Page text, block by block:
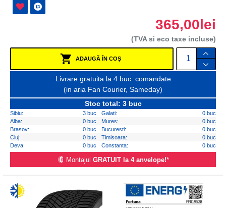
365,00lei
(TVA si eco taxe incluse)
ADAUGĂ ÎN COŞ
Livrare gratuita la 4 buc. comandate
(in aria Fan Courier, Sameday)
Stoc total: 3 buc
Sibiu: 3 buc Galati:
0 buc
Alba:
0 buc Mures:
0 buc
Brasov:
0 buc Bucuresti:
0 buc
Cluj:
0 buc Timisoara:
0 buc
Deva:
0 buc Constanta: 0 buc
Montajul GRATUIT la 4 anvelope!*